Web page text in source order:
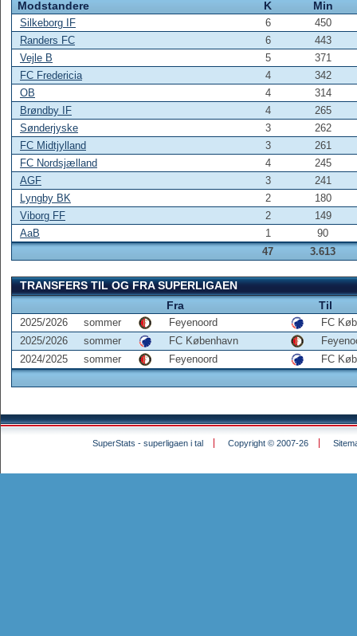
Modstandere K Min
Silkeborg IF 6
450
Randers FC
6
443
Vejle B
5
371
FC Fredericia
4
342
OB
4
314
Brøndby IF
4
265
Sønderjyske
3
262
FC Midtjylland
3
261
FC Nordsjælland
4
245
AGF
3
241
Lyngby BK
2
180
Viborg FF
2
149
AaB
1
90
47
3.613
TRANSFERS TIL OG FRA SUPERLIGAEN
Fra
Til
2025/2026 sommer Feyenoord
FC
2025/2026
sommer FC København
2024/2025
sommer Feyenoord FC
SuperStats - superligaen i tal Copyright © 2007-26